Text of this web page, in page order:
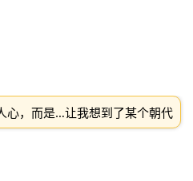
心，而是…让我想到了某个朝代